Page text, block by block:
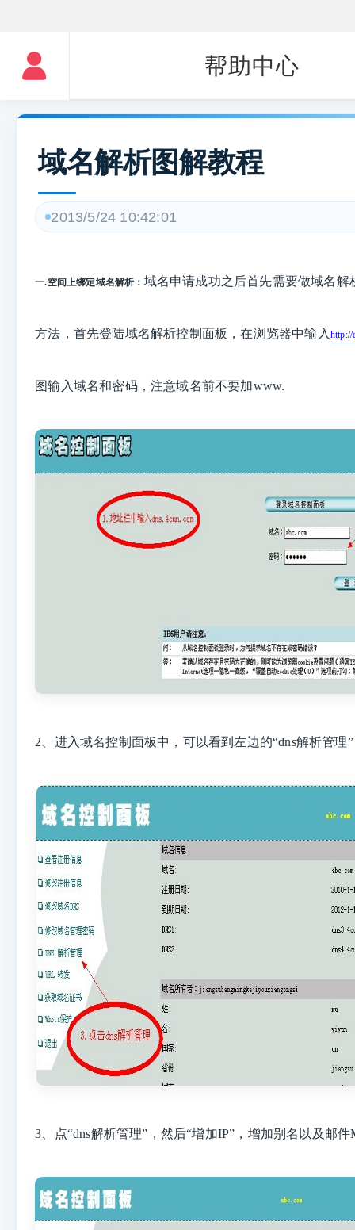
帮助中心
域名解析图解教程
2013/5/24 10:42:01
一.空间上绑定域名解析 ： 域名申请成功之后首先需要做域名解
方法，首先登陆域名解析控制面板，在浏览器中输入 http://
图输入域名和密码，注意域名前不要加www.
2、 进入域名控制面板中，可以看到左边的“dns解析管理”
3、 点“dns解析管理”，然后“增加IP”，增加别名以及邮件